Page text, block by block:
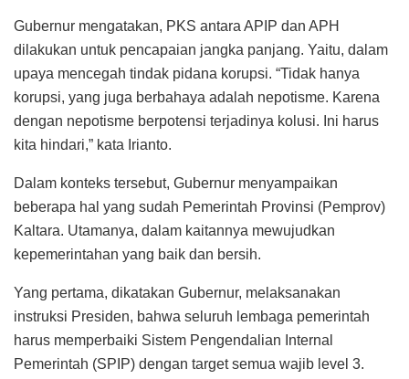
Gubernur mengatakan, PKS antara APIP dan APH
dilakukan untuk pencapaian jangka panjang. Yaitu, dalam
upaya mencegah tindak pidana korupsi. “Tidak hanya
korupsi, yang juga berbahaya adalah nepotisme. Karena
dengan nepotisme berpotensi terjadinya kolusi. Ini harus
kita hindari,” kata Irianto.
Dalam konteks tersebut, Gubernur menyampaikan
beberapa hal yang sudah Pemerintah Provinsi (Pemprov)
Kaltara. Utamanya, dalam kaitannya mewujudkan
kepemerintahan yang baik dan bersih.
Yang pertama, dikatakan Gubernur, melaksanakan
instruksi Presiden, bahwa seluruh lembaga pemerintah
harus memperbaiki Sistem Pengendalian Internal
Pemerintah (SPIP) dengan target semua wajib level 3.